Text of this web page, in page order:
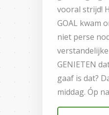
vooral strijd!
GOAL kwam
niet perse
GENIETEN
gaaf is dat?
middag. Óp